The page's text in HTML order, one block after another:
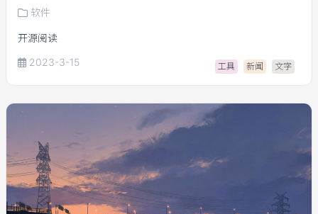
软件
开源阅读
2023-3-15
工具 新闻 文字